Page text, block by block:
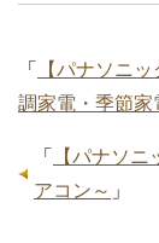
「
【パナソニ
調家電・季節家
「
【パナソ
アコン～ 」